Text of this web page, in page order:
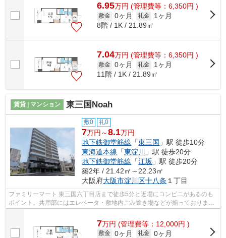
6.95万円 (管理費等：6,350円 )
敷金 0ヶ月 礼金
1ヶ月
8階 / 1K / 21.89㎡
7.04万円 (管理費等：6,350円 )
敷金 0ヶ月 礼金
1ヶ月
11階 / 1K / 21.89㎡
賃貸 | マンション 東三国Noah
敷0 礼0
7万円～8.1万円
地下鉄御堂筋線 「東三国 」駅 徒歩10分
東海道本線 「東淀川
」駅 徒歩20分
地下鉄御堂筋線 「江坂 」駅 徒歩20分
築2年 / 21.42㎡～22.23㎡
大阪府大阪市淀川区十八条 １丁目
ファミリーマート 東三国六丁目店まで徒歩5分と近場にコンビニがあるのも
ポイント。共用部にはエレベータ・敷地内ごみ置き場などが揃っておりま
7万円 (管理費等：12,000円 )
敷金 0ヶ月 礼金 0ヶ月